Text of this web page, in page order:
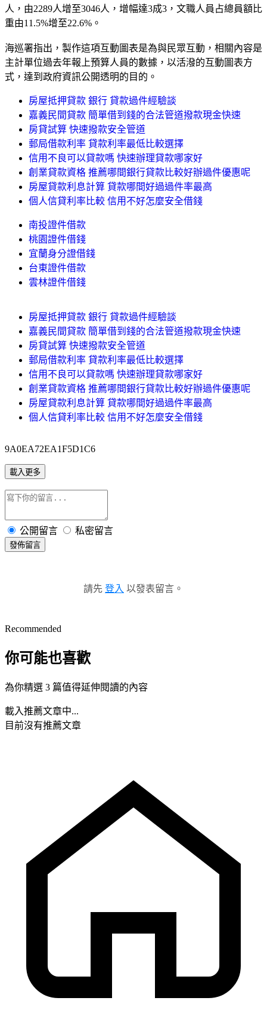
人，由2289人增至3046人，增幅達3成3，文職人員占總員額比
重由11.5%增至22.6%。
海巡署指出，製作這項互動圖表是為與民眾互動，相關內容是
主計單位過去年報上預算人員的數據，以活潑的互動圖表方
式，達到政府資訊公開透明的目的。
房屋抵押貸款 銀行 貸款過件經驗談
嘉義民間貸款 簡單借到錢的合法管道撥款現金快速
房貸試算 快速撥款安全管道
郵局借款利率 貸款利率最低比較選擇
信用不良可以貸款嗎 快速辦理貸款哪家好
創業貸款資格 推薦哪間銀行貸款比較好辦過件優惠呢
房屋貸款利息計算 貸款哪間好過過件率最高
個人信貸利率比較 信用不好怎麼安全借錢
南投證件借款
桃園證件借錢
宜蘭身分證借錢
台東證件借款
雲林證件借錢
房屋抵押貸款 銀行 貸款過件經驗談
嘉義民間貸款 簡單借到錢的合法管道撥款現金快速
房貸試算 快速撥款安全管道
郵局借款利率 貸款利率最低比較選擇
信用不良可以貸款嗎 快速辦理貸款哪家好
創業貸款資格 推薦哪間銀行貸款比較好辦過件優惠呢
房屋貸款利息計算 貸款哪間好過過件率最高
個人信貸利率比較 信用不好怎麼安全借錢
9A0EA72EA1F5D1C6
載入更多
公開留言 私密留言
發佈留言
請先 登入 以發表留言。
Recommended
你可能也喜歡
為你精選 3 篇值得延伸閱讀的內容
載入推薦文章中...
目前沒有推薦文章